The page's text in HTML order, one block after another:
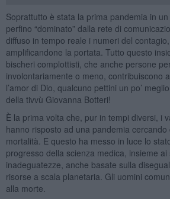
Soprattutto è stata la prima pandemia in
perfino “dominato” dalla rete di
diffuso in tempo reale i numeri del
amplificandone la portata. Tutto questo
bischeri complottisti, che anche persone
involontariamente o meno, contribuiscono
l’amor di Dio, qualcuno pettini un po’
della tivvù Giovanna Botteri!
È la prima volta che, pur in tempi diversi, i
hanno risposto ad una pandemia
mortalità. E questo ha messo in luce lo
progresso della scienza medica, insieme
inadeguatezze, anche basate sulla
risorse a scala planetaria. Gli uomini
alla morte.